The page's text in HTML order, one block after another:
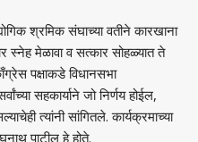
श्रमिक संघाच्या वतीने कारखाना
स्नेह मेळावा व सत्कार सोहळ्यात ते
पक्षाकडे विधानसभा
सहकार्याने जो निर्णय होईल,
त्यांनी सांगितले. कार्यक्रमाच्या
पाटील हे होते.